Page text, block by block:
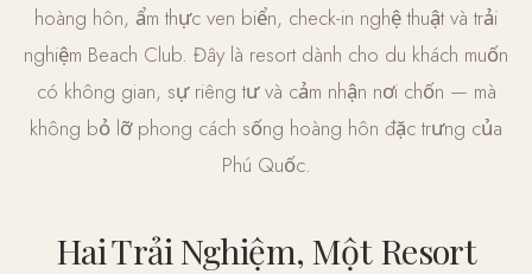
hoàng hôn, ẩm thực ven biển, check-in nghệ thuật và trải
nghiệm Beach Club. Đây là resort dành cho du khách muốn
có không gian, sự riêng tư và cảm nhận nơi chốn — mà
không bỏ lỡ phong cách sống hoàng hôn đặc trưng của
Phú Quốc.
Hai Trải Nghiệm, Một Resort